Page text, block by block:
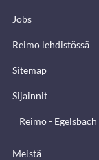
Jobs
Reimo lehdistössä
Sitemap
Sijainnit
Reimo - Egelsbach
Meistä